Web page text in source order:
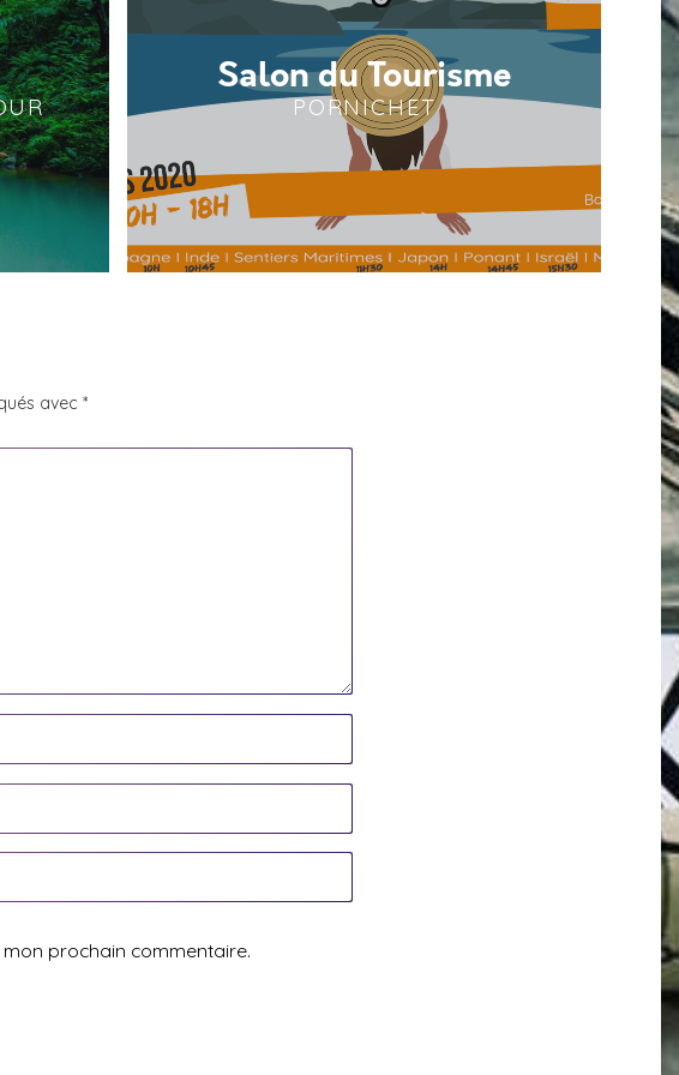
Salon du Tourisme
PORNICHET
avec *
prochain commentaire.